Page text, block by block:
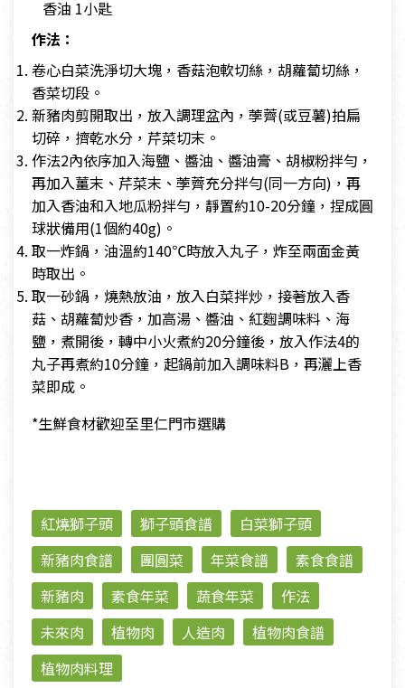
香油 1小匙
作法：
卷心白菜洗淨切大塊，香菇泡軟切絲，胡蘿蔔切絲，
香菜切段。
新豬肉剪開取出，放入調理盆內，荸薺(或豆薯)拍扁
切碎，擠乾水分，芹菜切末。
作法2內依序加入海鹽、醬油、醬油膏、胡椒粉拌勻，
再加入薑末、芹菜末、荸薺充分拌勻(同一方向)，再
加入香油和入地瓜粉拌勻，靜置約10-20分鐘，捏成圓
球狀備用(1個約40g)。
取一炸鍋，油溫約140℃時放入丸子，炸至兩面金黃
時取出。
取一砂鍋，燒熱放油，放入白菜拌炒，接著放入香
菇、胡蘿蔔炒香，加高湯、醬油、紅麴調味料、海
鹽，煮開後，轉中小火煮約20分鐘後，放入作法4的
丸子再煮約10分鐘，起鍋前加入調味料B，再灑上香
菜即成。
*生鮮食材歡迎至里仁門市選購
紅燒獅子頭 獅子頭食譜
白菜獅子頭
新豬肉食譜
團圓菜 年菜食譜
素食食譜
新豬肉
素食年菜 蔬食年菜
作法
未來肉
植物肉 人造肉
植物肉食譜
植物肉料理